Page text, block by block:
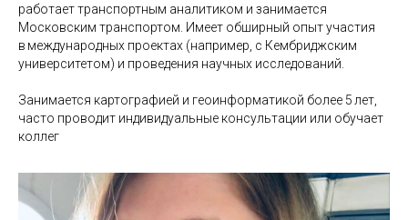
работает транспортным аналитиком и занимается
Московским транспортом. Имеет обширный опыт участия
в международных проектах (например, с Кембриджским
университетом) и проведения научных исследований.
Занимается картографией и геоинформатикой более 5 лет,
часто проводит индивидуальные консультации или обучает
коллег